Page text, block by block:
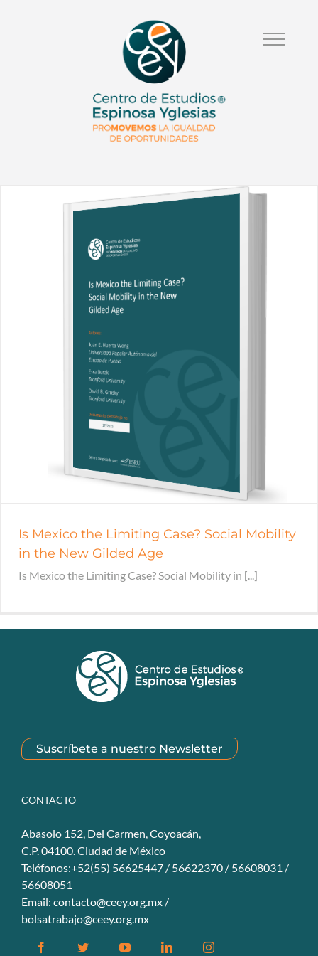
Is Mexico the Limiting Case? Social Mobility
in the New Gilded Age
Is Mexico the Limiting Case? Social Mobility in [...]
Suscríbete a nuestro Newsletter
CONTACTO
Abasolo 152, Del Carmen, Coyoacán,
C.P. 04100. Ciudad de México
Teléfonos:+52(55) 56625447 / 56622370 / 56608031 /
56608051
Email: contacto@ceey.org.mx /
bolsatrabajo@ceey.org.mx
FacebookTwitter YouTubeLinkedinInstagram